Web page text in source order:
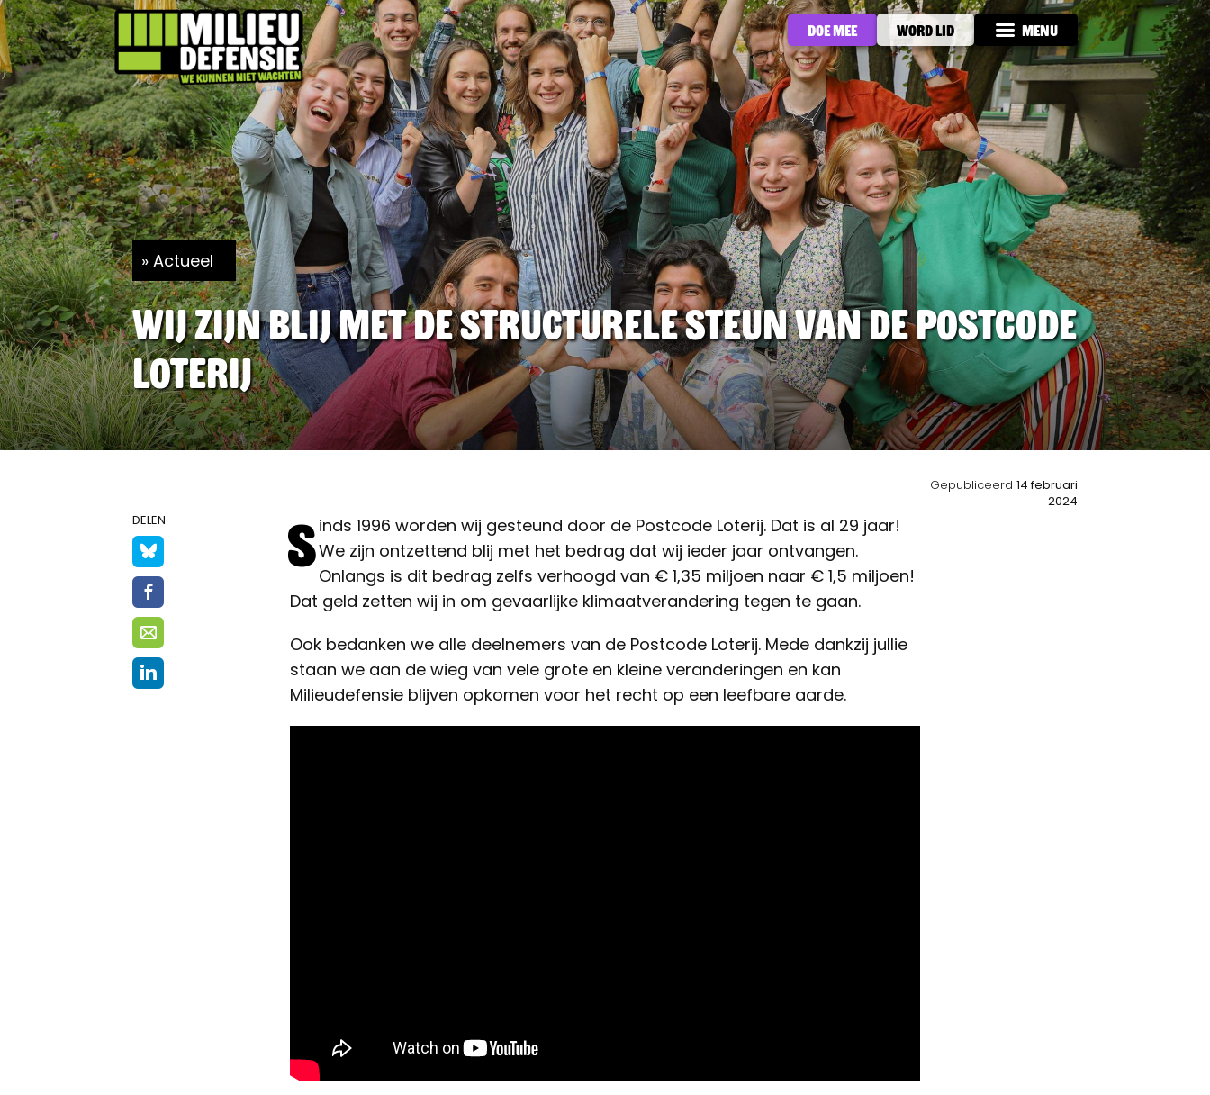
Doe mee Word lid Menu
Actueel
Wij zijn blij met de structurele steun van de Postcode
Loterij
DELEN Sinds 1996 worden wij gesteund door de Postcode Loterij. Dat is al 29 jaar!
We zijn ontzettend blij met het bedrag dat wij ieder jaar ontvangen.
Onlangs is dit bedrag zelfs verhoogd van € 1,35 miljoen naar € 1,5 miljoen!
Dat geld zetten wij in om gevaarlijke klimaatverandering tegen te gaan.
Ook bedanken we alle deelnemers van de Postcode Loterij. Mede dankzij jullie
staan we aan de wieg van vele grote en kleine veranderingen en kan
Milieudefensie blijven opkomen voor het recht op een leefbare aarde.
Gepubliceerd 14 februari
2024